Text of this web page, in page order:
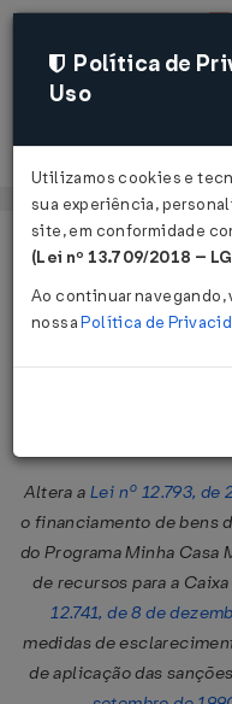
Página Inicial
Medida
Altera aLei nº 12.793, de
o financiamento de bens
do Programa Minha
de recursos para a
12.741, de 8 de
medidas de
de aplicação das
Política de
Uso
Utilizamos cookies e
sua experiência,
site, em conformidade
(Lei nº 13.709/2018 –
Ao continuar navegando,
nossaPolítica de